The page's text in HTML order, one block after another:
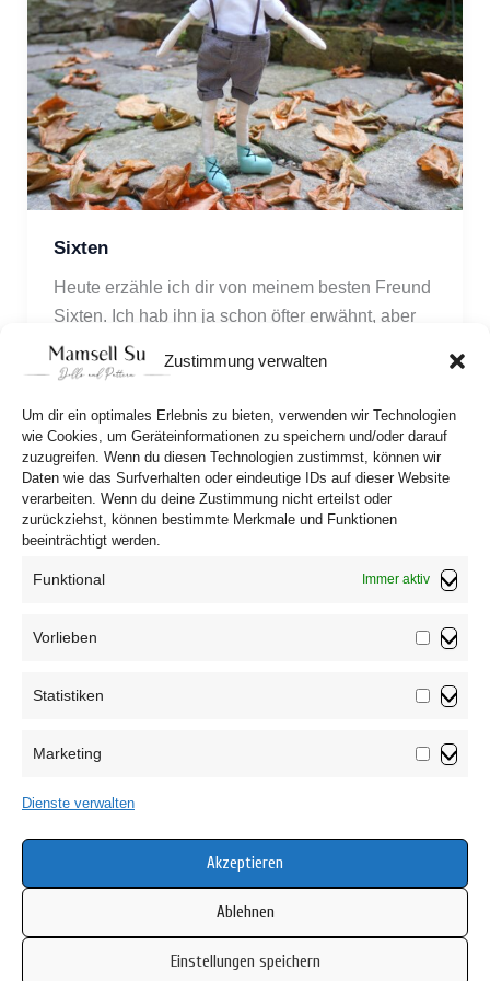
Zustimmung verwalten
Um dir ein optimales Erlebnis zu bieten, verwenden wir Technologien
wie Cookies, um Geräteinformationen zu speichern und/oder darauf
zuzugreifen. Wenn du diesen Technologien zustimmst, können wir
Daten wie das Surfverhalten oder eindeutige IDs auf dieser Website
verarbeiten. Wenn du deine Zustimmung nicht erteilst oder
zurückziehst, können bestimmte Merkmale und Funktionen
beeinträchtigt werden.
Funktional Immer aktiv
Vorlieben
Statistiken
Marketing
Dienste verwalten
Akzeptieren
Ablehnen
Einstellungen speichern
Sixten
Heute erzähle ich dir von meinem besten Freund
Sixten. Ich hab ihn ja schon öfter erwähnt, aber
wusstest du, dass er vielleicht sogar von den
Wallonen abstammt?
Cookie-Richtlinie (EU)